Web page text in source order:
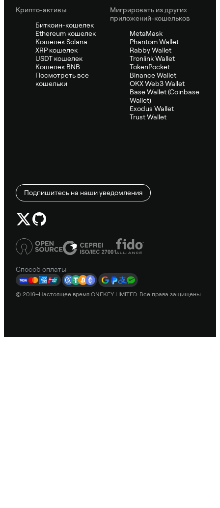
Крипто-активы
Биткоин-кошелек
Ethereum кошелек
Кошелек Solana
XRP кошелек
USDT кошелек
Кошелек BNB
Посмотреть все
кошельки
Мигрировать из других
приложений-кошельков
MetaMask
Phantom Wallet
Rabby Wallet
Tronlink Wallet
TokenPocket
Binance Wallet
OKX Web3 Wallet
Base Wallet (Coinbase
Wallet)
Exodus Wallet
Trust Wallet
Подпишитесь на наши уведомления
Способ оплаты
© 2019–Настоящее время ONEKEY LIMITED. Все права защищены.